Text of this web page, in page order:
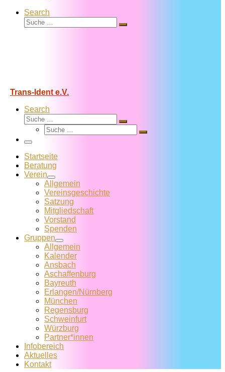
Search
Suche
Suche
Trans-Ident e.V.
Search
Suche
Suche
Suche
Suche
Menü
Startseite
Beratung
Verein
Allgemein
Vereins­geschichte
Satzung
Mitglied­schaft
Vorstand
Spenden
Gruppen
Allgemein
Kalender
Ansbach
Aschaffenburg
Bayreuth
Erlangen/Nürnberg
München
Regensburg
Schweinfurt
Würzburg
Partner*innen
Infobereich
Aktuelles
Kontakt